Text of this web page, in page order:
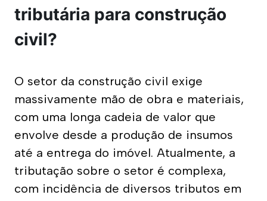
tributária para construção
civil?
O setor da construção civil exige
massivamente mão de obra e materiais,
com uma longa cadeia de valor que
envolve desde a produção de insumos
até a entrega do imóvel. Atualmente, a
tributação sobre o setor é complexa,
com incidência de diversos tributos em